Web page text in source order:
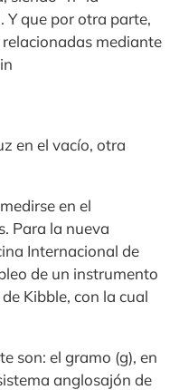
que por otra parte,
mediante
en el vacío, otra
en el
Para la nueva
Internacional de
de un instrumento
Kibble, con la cual
son: el gramo (g), en
anglosajón de